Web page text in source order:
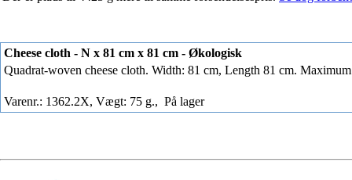
Cheese cloth - N x 81 cm x 81 cm - Økologisk
Quadrat-woven cheese cloth. Width: 81 cm, Length 81 cm.
Varenr.: 1362.2X, Vægt: 75 g., På lager